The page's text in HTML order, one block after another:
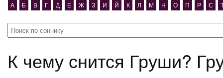
А Б В Г Д Е Ж З И Й К Л М Н О П Р С
К чему снится Груши?